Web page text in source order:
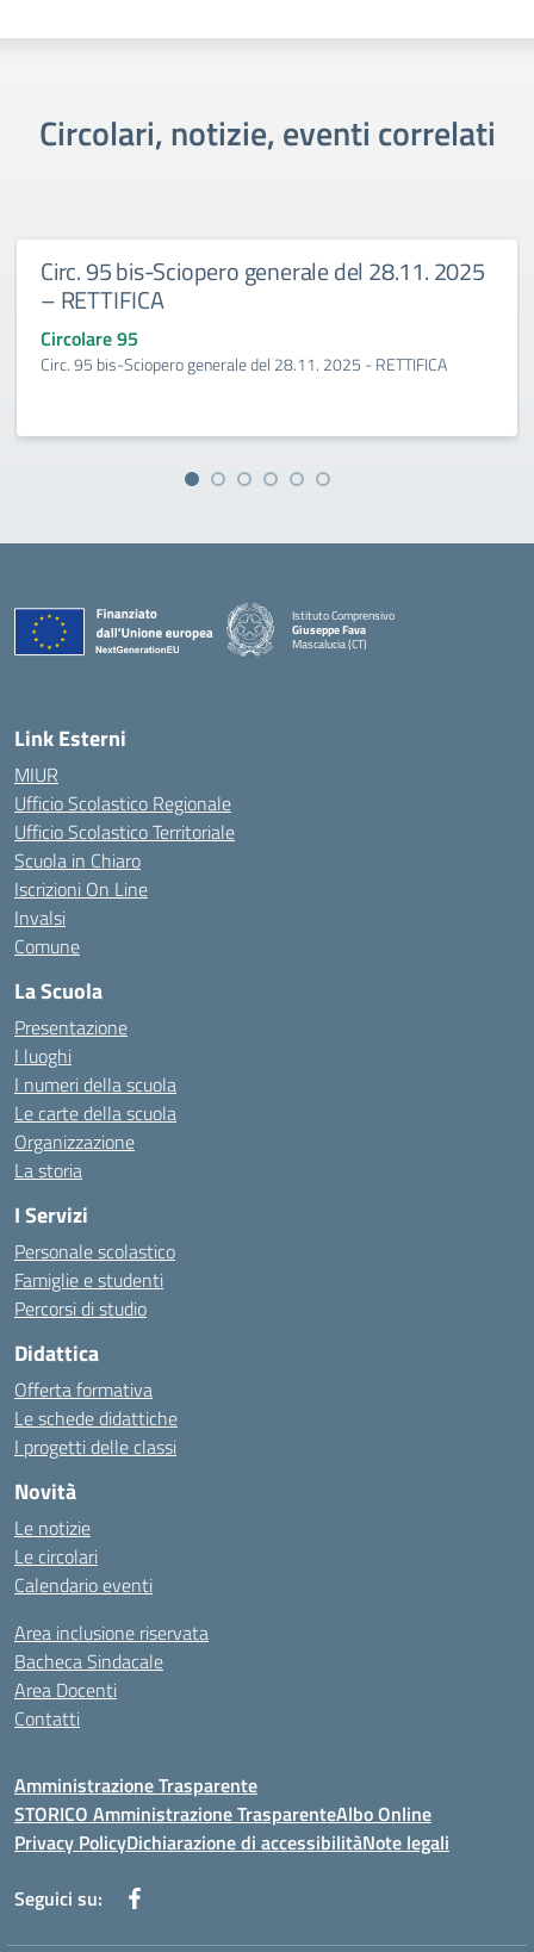
Circolari, notizie, eventi correlati
Circ. 95 bis-Sciopero generale del 28.11. 2025
– RETTIFICA
Circolare 95
Circ. 95 bis-Sciopero generale del 28.11. 2025 - RETTIFICA
Istituto Comprensivo
Giuseppe Fava
Mascalucia (CT)
Link Esterni
MIUR
Ufficio Scolastico Regionale
Ufficio Scolastico Territoriale
Scuola in Chiaro
Iscrizioni On Line
Invalsi
Comune
La Scuola
Presentazione
I luoghi
I numeri della scuola
Le carte della scuola
Organizzazione
La storia
I Servizi
Personale scolastico
Famiglie e studenti
Percorsi di studio
Didattica
Offerta formativa
Le schede didattiche
I progetti delle classi
Novità
Le notizie
Le circolari
Calendario eventi
Area inclusione riservata
Bacheca Sindacale
Area Docenti
Contatti
Amministrazione Trasparente
STORICO Amministrazione TrasparenteAlbo Online
Privacy PolicyDichiarazione di accessibilitàNote legali
Seguici su: